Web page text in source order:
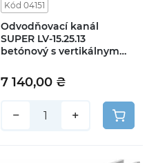
Kód 04151
Odvodňovací kanál
SUPER LV-15.25.13
betónový s vertikálnym
štrbinovou liatinovou
(súprava)
7 140,00 ₴
− +